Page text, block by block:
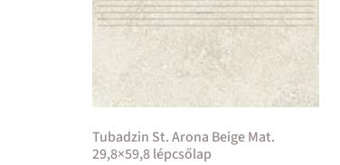
Tubadzin St. Arona Beige Mat.
29,8×59,8 lépcsőlap